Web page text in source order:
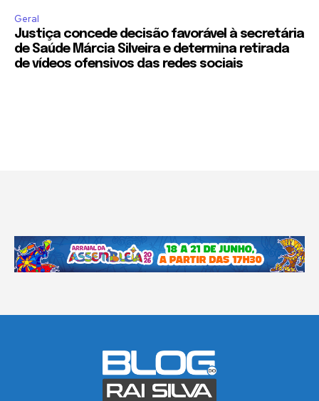
Geral
Justiça concede decisão favorável à secretária
de Saúde Márcia Silveira e determina retirada
de vídeos ofensivos das redes sociais